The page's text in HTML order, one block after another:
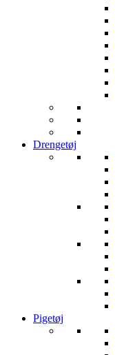
Drengetøj
Pigetøj